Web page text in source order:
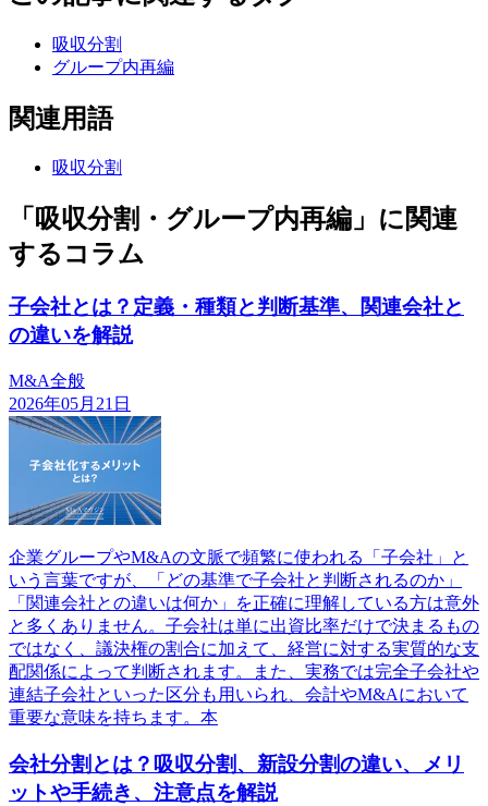
吸収分割
グループ内再編
関連用語
吸収分割
「吸収分割・グループ内再編」に関連
するコラム
子会社とは？定義・種類と判断基準、関連会社と
の違いを解説
M&A全般
2026年05月21日
企業グループやM&Aの文脈で頻繁に使われる「子会社」と
いう言葉ですが、「どの基準で子会社と判断されるのか」
「関連会社との違いは何か」を正確に理解している方は意外
と多くありません。子会社は単に出資比率だけで決まるもの
ではなく、議決権の割合に加えて、経営に対する実質的な支
配関係によって判断されます。また、実務では完全子会社や
連結子会社といった区分も用いられ、会計やM&Aにおいて
重要な意味を持ちます。本
会社分割とは？吸収分割、新設分割の違い、メリ
ットや手続き、注意点を解説